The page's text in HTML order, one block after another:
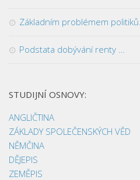
Základním problémem politiků…
Podstata dobývání renty …
STUDIJNÍ OSNOVY:
ANGLIČTINA
ZÁKLADY SPOLEČENSKÝCH VĚD
NĚMČINA
DĚJEPIS
ZEMĚPIS